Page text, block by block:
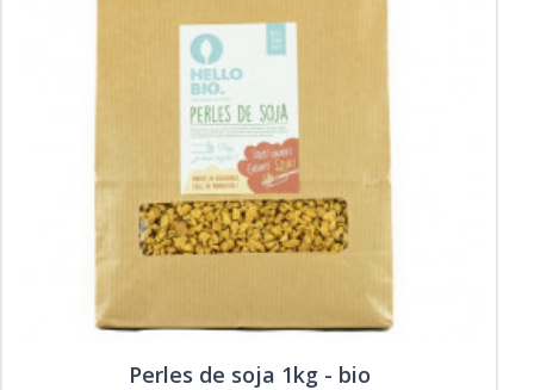
Perles de soja 1kg - bio